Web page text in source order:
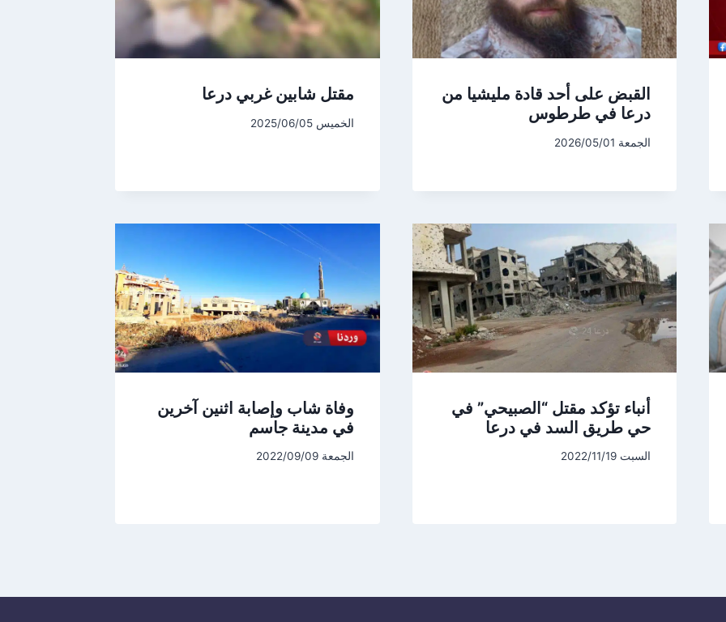
القبض على أحد قادة مليشيا من
درعا في طرطوس
الجمعة 2026/05/01
مقتل شابين غربي درعا
الخميس 2025/06/05
أنباء تؤكد مقتل “الصبيحي” في
حي طريق السد في درعا
السبت 2022/11/19
وفاة شاب وإصابة اثنين آخرين
في مدينة جاسم
الجمعة 2022/09/09